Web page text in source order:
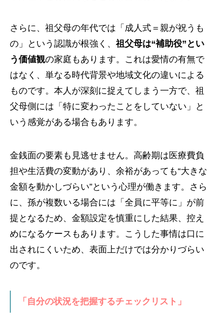
さらに、祖父母の年代では「成人式＝親が祝うも
の」という認識が根強く、 祖父母は“補助役”とい
う価値観の家庭もあります。これは愛情の有無で
はなく、単なる時代背景や地域文化の違いによる
ものです。本人が深刻に捉えてしまう一方で、祖
父母側には「特に変わったことをしていない」と
いう感覚がある場合もあります。
金銭面の要素も見逃せません。高齢期は医療費負
担や生活費の変動があり、余裕があっても“大きな
金額を動かしづらい”という心理が働きます。さら
に、孫が複数いる場合には「全員に平等に」が前
提となるため、金額設定を慎重にした結果、控え
めになるケースもあります。こうした事情は口に
出されにくいため、表面上だけでは分かりづらい
のです。
「自分の状況を把握するチェックリスト」